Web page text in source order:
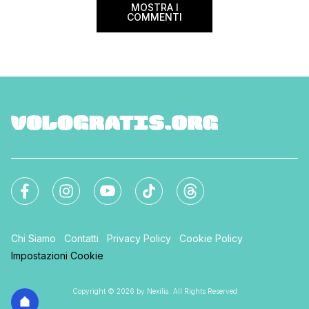
MOSTRA I
COMMENTI
Chi Siamo Contatti Privacy Policy
Cookie Policy
Impostazioni Cookie
Copyright © 2026 by Nexilia. All Rights Reserved